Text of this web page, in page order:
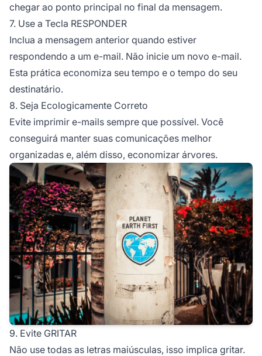
chegar ao ponto principal no final da mensagem.
7. Use a Tecla RESPONDER
Inclua a mensagem anterior quando estiver
respondendo a um e-mail. Não inicie um novo e-mail.
Esta prática economiza seu tempo e o tempo do seu
destinatário.
8. Seja Ecologicamente Correto
Evite imprimir e-mails sempre que possível. Você
conseguirá manter suas comunicações melhor
organizadas e, além disso, economizar árvores.
9. Evite GRITAR
Não use todas as letras maiúsculas, isso implica gritar.